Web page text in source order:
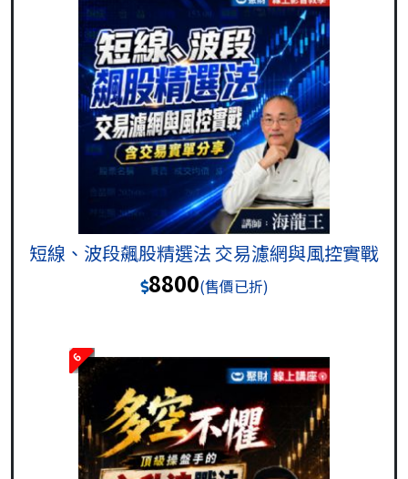
短線、波段飆股精選法 交易濾網與風控實戰
8800(售價已折)
6